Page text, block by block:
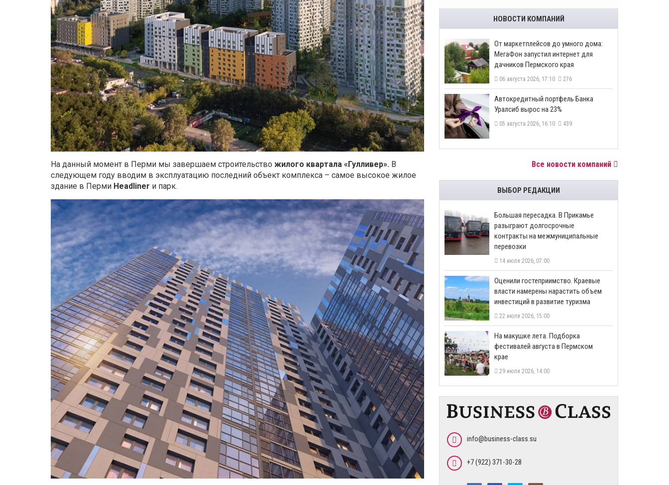
На данный момент в Перми мы завершаем строительство жилого квартала «Гулливер». В
следующем году вводим в эксплуатацию последний объект комплекса – самое высокое жилое
здание в Перми Headliner и парк.
НОВОСТИ КОМПАНИЙ
От маркетплейсов до умного дома:
МегаФон запустил интернет для
дачников Пермского края
06 августа 2026, 17:10 276
​Автокредитный портфель Банка
Уралсиб вырос на 23%
05 августа 2026, 16:10 439
Все новости компаний
ВЫБОР РЕДАКЦИИ
Большая пересадка. В Прикамье
разыграют долгосрочные
контракты на межмуниципальные
перевозки
14 июля 2026, 07:00
Оценили гостеприимство. Краевые
власти намерены нарастить объем
инвестиций в развитие туризма
22 июля 2026, 15:00
На макушке лета. Подборка
фестивалей августа в Пермском
крае
29 июля 2026, 14:00
info@business-class.su
+7 (922) 371-30-28